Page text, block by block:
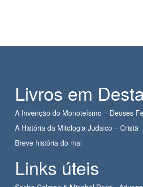
Livros em
A Invenção do Monoteísmo – Deuses
A História da Mitologia Judaico – Cristã
Breve história do mal
Links úteis